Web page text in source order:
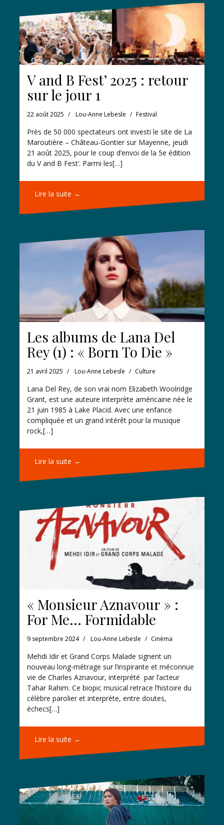
V and B Fest’ 2025 : retour
sur le jour 1
22 août 2025 Lou-Anne Lebesle Festival
Près de 50 000 spectateurs ont investi le site de La
Maroutière – Château-Gontier sur Mayenne, jeudi
21 août 2025, pour le coup d’envoi de la 5e édition
du V and B Fest’. Parmi les[…]
Lire la suite →
Les albums de Lana Del
Rey (1) : « Born To Die »
21 avril 2025 Lou-Anne Lebesle Culture
Lana Del Rey, de son vrai nom Elizabeth Woolridge
Grant, est une auteure interprète américaine née le
21 juin 1985 à Lake Placid. Avec une enfance
compliquée et un grand intérêt pour la musique
rock,[…]
Lire la suite →
« Monsieur Aznavour » :
For Me… Formidable
9 septembre 2024 Lou-Anne Lebesle Cinéma
Mehdi Idir et Grand Corps Malade signent un
nouveau long-métrage sur l’inspirante et méconnue
vie de Charles Aznavour, interprété par l’acteur
Tahar Rahim. Ce biopic musical retrace l’histoire du
célèbre parolier et interprète, entre doutes,
échecs[…]
Lire la suite →